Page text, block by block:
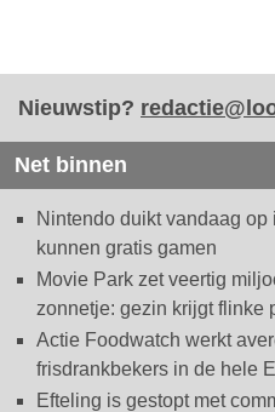
Nieuwstip?
Net binnen
Nintendo duikt vandaag
kunnen gratis gamen
Movie Park zet veertig
zonnetje: gezin krijgt flinke
Actie Foodwatch werkt
frisdrankbekers in de hele
Efteling is gestopt met